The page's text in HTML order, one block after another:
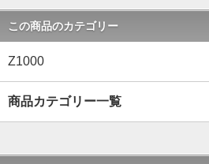
この商品のカテゴリー
Z1000
商品カテゴリー一覧